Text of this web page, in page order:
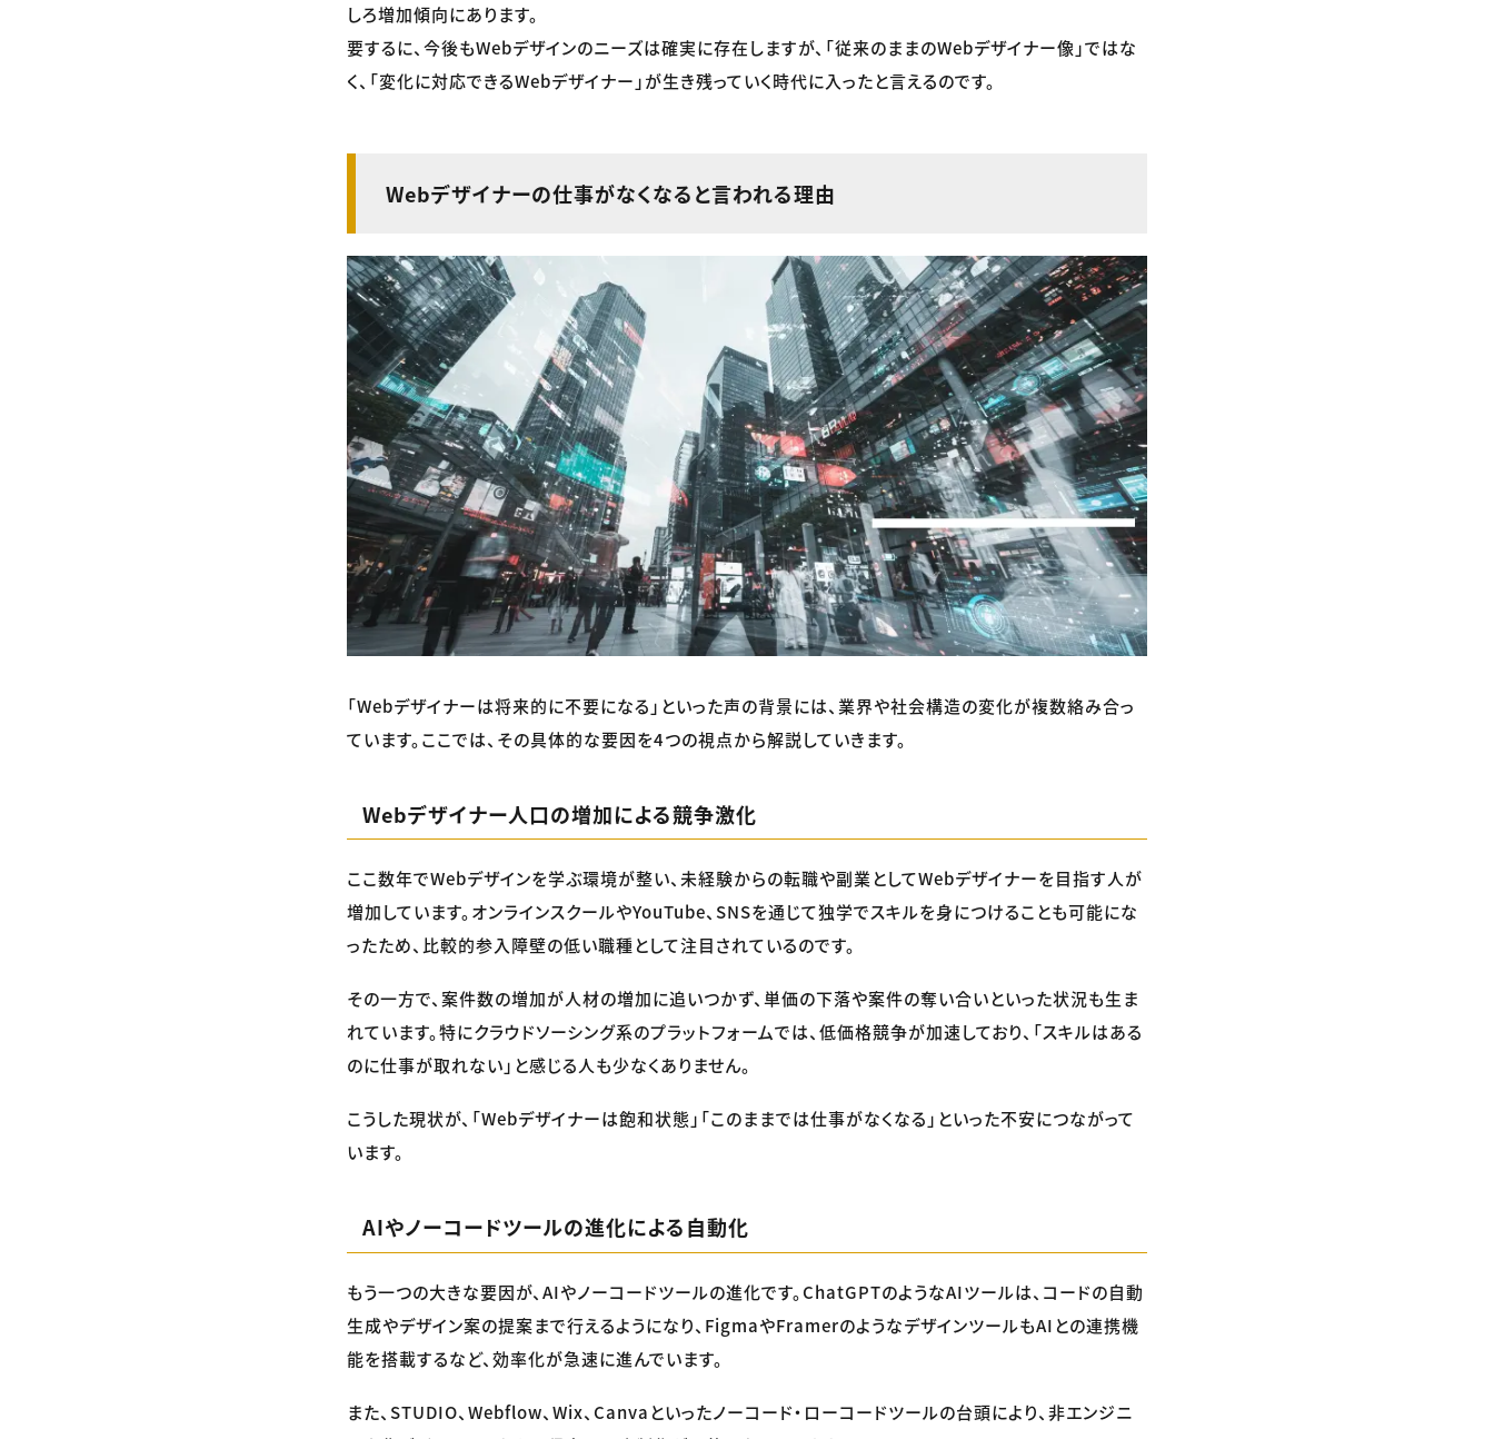
しろ増加傾向にあります。
要するに、今後もWebデザインのニーズは確実に存在しますが、「従来のままのWebデザイナー像」ではな
く、「変化に対応できるWebデザイナー」が生き残っていく時代に入ったと言えるのです。
Webデザイナーの仕事がなくなると言われる理由
「Webデザイナーは将来的に不要になる」といった声の背景には、業界や社会構造の変化が複数絡み合っ
ています。ここでは、その具体的な要因を4つの視点から解説していきます。
Webデザイナー人口の増加による競争激化
ここ数年でWebデザインを学ぶ環境が整い、未経験からの転職や副業としてWebデザイナーを目指す人が
増加しています。オンラインスクールやYouTube、SNSを通じて独学でスキルを身につけることも可能にな
ったため、比較的参入障壁の低い職種として注目されているのです。
その一方で、案件数の増加が人材の増加に追いつかず、単価の下落や案件の奪い合いといった状況も生ま
れています。特にクラウドソーシング系のプラットフォームでは、低価格競争が加速しており、「スキルはある
のに仕事が取れない」と感じる人も少なくありません。
こうした現状が、「Webデザイナーは飽和状態」「このままでは仕事がなくなる」といった不安につながって
います。
AIやノーコードツールの進化による自動化
もう一つの大きな要因が、AIやノーコードツールの進化です。ChatGPTのようなAIツールは、コードの自動
生成やデザイン案の提案まで行えるようになり、FigmaやFramerのようなデザインツールもAIとの連携機
能を搭載するなど、効率化が急速に進んでいます。
また、STUDIO、Webflow、Wix、Canvaといったノーコード・ローコードツールの台頭により、非エンジニ